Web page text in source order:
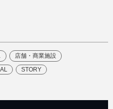
店舗・商業施設
STORY